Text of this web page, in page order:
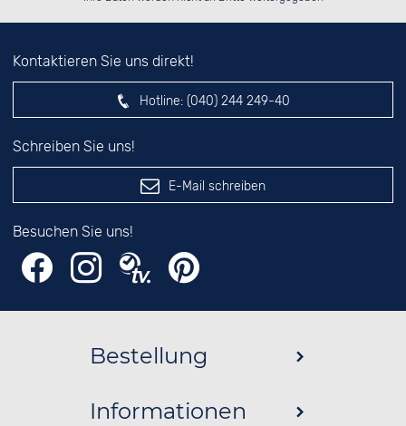
Kontaktieren Sie uns direkt!
Hotline: (040) 244 249-40
Schreiben Sie uns!
E-Mail schreiben
Besuchen Sie uns!
Bestellung
Informationen